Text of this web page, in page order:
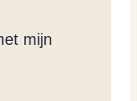
mijn